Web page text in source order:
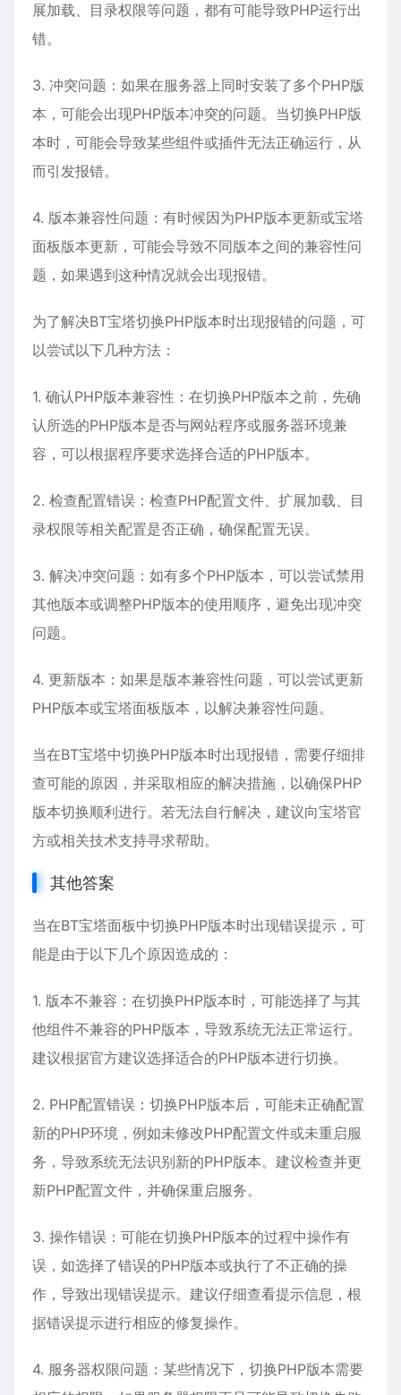
展加载、目录权限等问题，都有可能导致PHP运行出
错。
3. 冲突问题：如果在服务器上同时安装了多个PHP版
本，可能会出现PHP版本冲突的问题。当切换PHP版
本时，可能会导致某些组件或插件无法正确运行，从
而引发报错。
4. 版本兼容性问题：有时候因为PHP版本更新或宝塔
面板版本更新，可能会导致不同版本之间的兼容性问
题，如果遇到这种情况就会出现报错。
为了解决BT宝塔切换PHP版本时出现报错的问题，可
以尝试以下几种方法：
1. 确认PHP版本兼容性：在切换PHP版本之前，先确
认所选的PHP版本是否与网站程序或服务器环境兼
容，可以根据程序要求选择合适的PHP版本。
2. 检查配置错误：检查PHP配置文件、扩展加载、目
录权限等相关配置是否正确，确保配置无误。
3. 解决冲突问题：如有多个PHP版本，可以尝试禁用
其他版本或调整PHP版本的使用顺序，避免出现冲突
问题。
4. 更新版本：如果是版本兼容性问题，可以尝试更新
PHP版本或宝塔面板版本，以解决兼容性问题。
当在BT宝塔中切换PHP版本时出现报错，需要仔细排
查可能的原因，并采取相应的解决措施，以确保PHP
版本切换顺利进行。若无法自行解决，建议向宝塔官
方或相关技术支持寻求帮助。
其他答案
当在BT宝塔面板中切换PHP版本时出现错误提示，可
能是由于以下几个原因造成的：
1. 版本不兼容：在切换PHP版本时，可能选择了与其
他组件不兼容的PHP版本，导致系统无法正常运行。
建议根据官方建议选择适合的PHP版本进行切换。
2. PHP配置错误：切换PHP版本后，可能未正确配置
新的PHP环境，例如未修改PHP配置文件或未重启服
务，导致系统无法识别新的PHP版本。建议检查并更
新PHP配置文件，并确保重启服务。
3. 操作错误：可能在切换PHP版本的过程中操作有
误，如选择了错误的PHP版本或执行了不正确的操
作，导致出现错误提示。建议仔细查看提示信息，根
据错误提示进行相应的修复操作。
4. 服务器权限问题：某些情况下，切换PHP版本需要